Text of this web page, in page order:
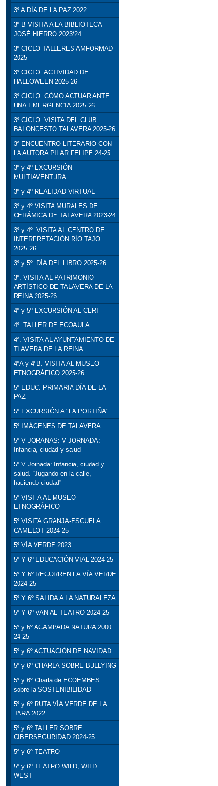
3º A DÍA DE LA PAZ 2022
3º B VISITA A LA BIBLIOTECA
JOSÉ HIERRO 2023/24
3º CICLO TALLERES AMFORMAD
2025
3º CICLO. ACTIVIDAD DE
HALLOWEEN 2025-26
3º CICLO. CÓMO ACTUAR ANTE
UNA EMERGENCIA 2025-26
3º CICLO. VISITA DEL CLUB
BALONCESTO TALAVERA 2025-26
3º ENCUENTRO LITERARIO CON
LA AUTORA PILAR FELIPE 24-25
3º y 4º EXCURSIÓN
MULTIAVENTURA
3º y 4º REALIDAD VIRTUAL
3º y 4º VISITA MURALES DE
CERÁMICA DE TALAVERA 2023-24
3º y 4º. VISITA AL CENTRO DE
INTERPRETACIÓN RÍO TAJO
2025-26
3º y 5º. DÍA DEL LIBRO 2025-26
3º. VISITA AL PATRIMONIO
ARTÍSTICO DE TALAVERA DE LA
REINA 2025-26
4º y 5º EXCURSIÓN AL CERI
4º. TALLER DE ECOAULA
4º. VISITA AL AYUNTAMIENTO DE
TLAVERA DE LA REINA
4ºA y 4ºB. VISITA AL MUSEO
ETNOGRÁFICO 2025-26
5º EDUC. PRIMARIA DÍA DE LA
PAZ
5º EXCURSIÓN A "LA PORTIÑA"
5º IMÁGENES DE TALAVERA
5º V JORANAS: V JORNADA:
Infancia, ciudad y salud
5º V Jornada: Infancia, ciudad y
salud. “Jugando en la calle,
haciendo ciudad”
5º VISITA AL MUSEO
ETNOGRÁFICO
5º VISITA GRANJA-ESCUELA
CAMELOT 2024-25
5º VÍA VERDE 2023
5º Y 6º EDUCACIÓN VIAL 2024-25
5º Y 6º RECORREN LA VÍA VERDE
2024-25
5º Y 6º SALIDA A LA NATURALEZA
5º Y 6º VAN AL TEATRO 2024-25
5º y 6º ACAMPADA NATURA 2000
24-25
5º y 6º ACTUACIÓN DE NAVIDAD
5º y 6º CHARLA SOBRE BULLYING
5º y 6º Charla de ECOEMBES
sobre la SOSTENIBILIDAD
5º y 6º RUTA VÍA VERDE DE LA
JARA 2022
5º y 6º TALLER SOBRE
CIBERSEGURIDAD 2024-25
5º y 6º TEATRO
5º y 6º TEATRO WILD, WILD
WEST